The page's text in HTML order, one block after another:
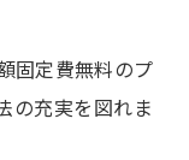
固定費無料のプ
の充実を図れま